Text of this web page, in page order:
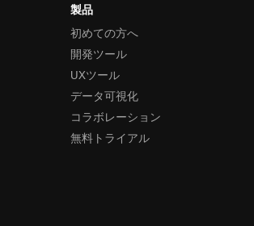
製品
初めての方へ
開発ツール
UXツール
データ可視化
コラボレーション
無料トライアル